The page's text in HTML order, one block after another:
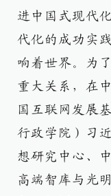
进中国式现代
代化的成功实
响着世界。为
重大关系，在
国互联网发展
行政学院）习
想研究中心、
高端智库与光